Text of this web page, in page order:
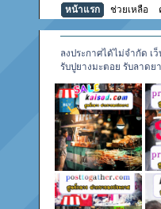
หน้าแรก ช่วยเหลือ
ลงประกาศได้ไม่จำกัด เ
รับปูยางมะตอย รับลาดย